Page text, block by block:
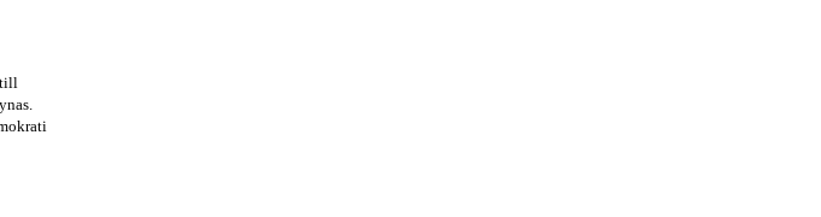
till